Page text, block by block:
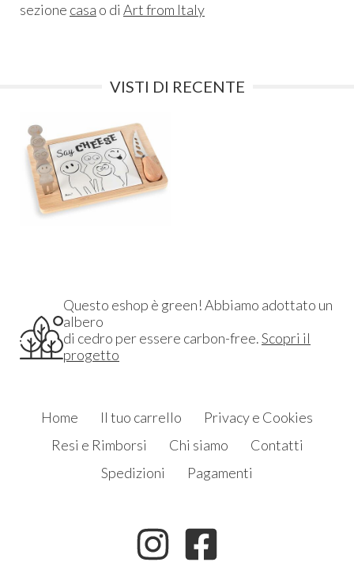
sezione casa o di Art from Italy
VISTI DI RECENTE
Questo eshop è green! Abbiamo adottato un
albero
di cedro per essere carbon-free.Scopri il
progetto
Home Il tuo carrello
Privacy e Cookies
Resi e Rimborsi
Chi siamo
Contatti
Spedizioni
Pagamenti